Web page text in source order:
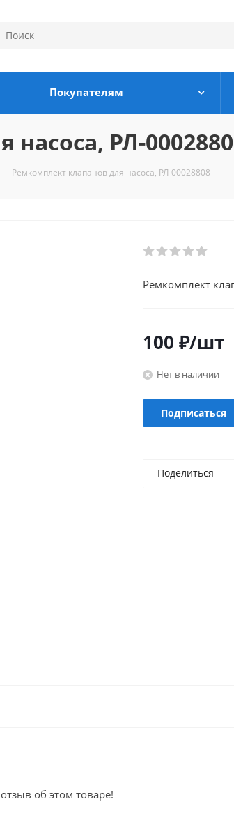
Покупателям
РЛ-
- Ремкомплект клапанов для насоса, РЛ-00028808
Ремкомплект
100 ₽/шт
Нет в наличии
Подписаться
Поделиться
об этом товаре!